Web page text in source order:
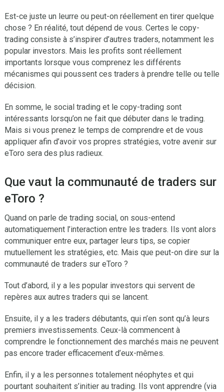
Est-ce juste un leurre ou peut-on réellement en tirer quelque
chose ? En réalité, tout dépend de vous. Certes le copy-
trading consiste à s’inspirer d’autres traders, notamment les
popular investors. Mais les profits sont réellement
importants lorsque vous comprenez les différents
mécanismes qui poussent ces traders à prendre telle ou telle
décision.
En somme, le social trading et le copy-trading sont
intéressants lorsqu’on ne fait que débuter dans le trading.
Mais si vous prenez le temps de comprendre et de vous
appliquer afin d’avoir vos propres stratégies, votre avenir sur
eToro sera des plus radieux.
Que vaut la communauté de traders sur
eToro ?
Quand on parle de trading social, on sous-entend
automatiquement l’interaction entre les traders. Ils vont alors
communiquer entre eux, partager leurs tips, se copier
mutuellement les stratégies, etc. Mais que peut-on dire sur la
communauté de traders sur eToro ?
Tout d’abord, il y a les popular investors qui servent de
repères aux autres traders qui se lancent.
Ensuite, il y a les traders débutants, qui n’en sont qu’à leurs
premiers investissements. Ceux-là commencent à
comprendre le fonctionnement des marchés mais ne peuvent
pas encore trader efficacement d’eux-mêmes.
Enfin, il y a les personnes totalement néophytes et qui
pourtant souhaitent s’initier au trading. Ils vont apprendre (via